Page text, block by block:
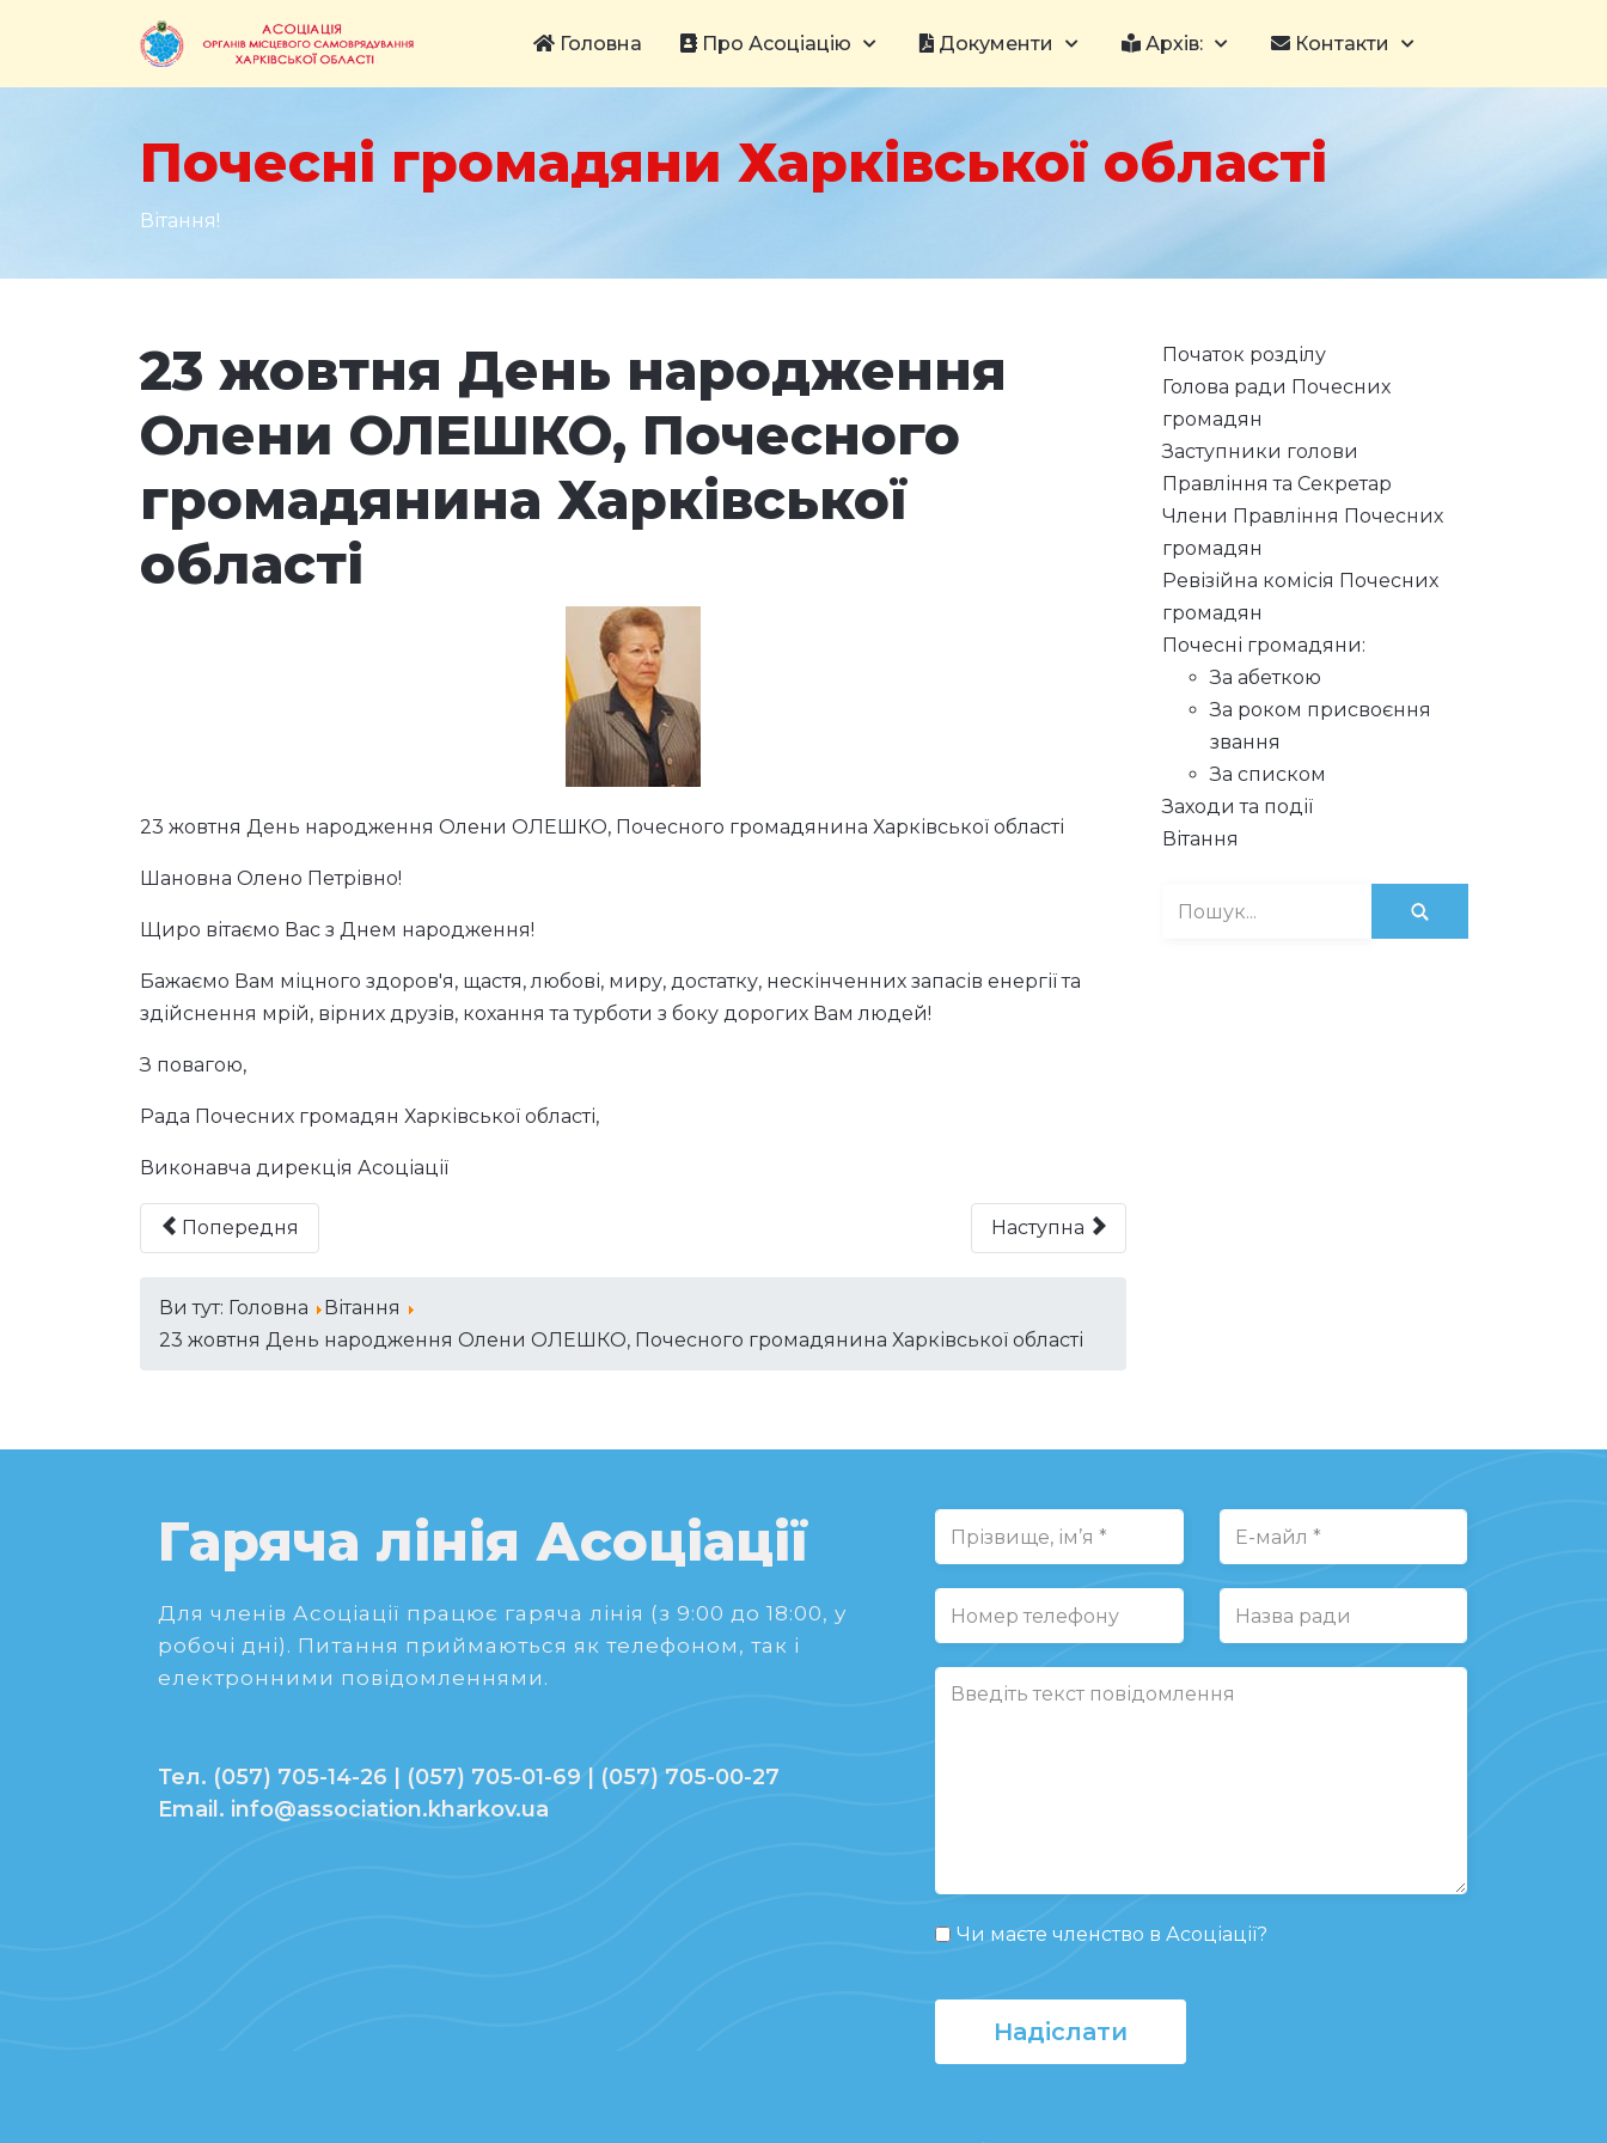
Головна Про Асоціацію Документи Архів: Контакти
Почесні громадяни Харківської області
Вітання!
23 жовтня День народження
Олени ОЛЕШКО, Почесного
громадянина Харківської
області
23 жовтня День народження Олени ОЛЕШКО, Почесного громадянина Харківської області
Шановна Олено Петрівно!
Щиро вітаємо Вас з Днем народження!
Бажаємо Вам міцного здоров'я, щастя, любові, миру, достатку, нескінченних запасів енергії та
здійснення мрій, вірних друзів, кохання та турботи з боку дорогих Вам людей!
З повагою,
Рада Почесних громадян Харківської області,
Виконавча дирекція Асоціації
Попередня Наступна
Ви тут: Головна
Вітання
23 жовтня День народження Олени ОЛЕШКО, Почесного громадянина Харківської області
Початок розділу
Голова ради Почесних
громадян
Заступники голови
Правління та Секретар
Члени Правління Почесних
громадян
Ревізійна комісія Почесних
громадян
Почесні громадяни:
За абеткою
За роком присвоєння
звання
За списком
Заходи та події
Вітання
Гаряча лінія Асоціації
Для членів Асоціації працює гаряча лінія (з 9:00 до 18:00, у
робочі дні). Питання приймаються як телефоном, так і
електронними повідомленнями.
Тел. (057) 705-14-26 | (057) 705-01-69 | (057) 705-00-27
Email. info@association.kharkov.ua
Чи маєте членство в Асоціації?
Надіслати